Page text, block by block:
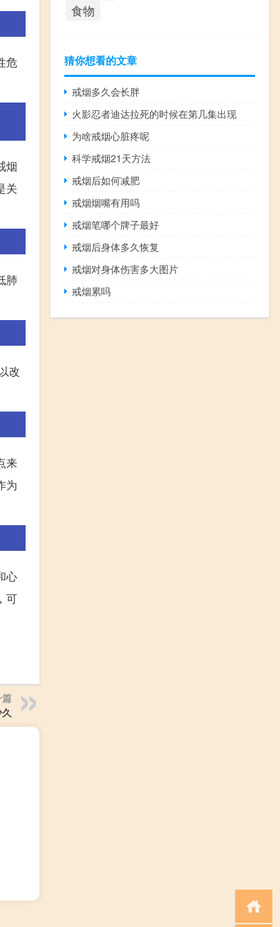
危
烟
关
肺
改
来
为
心
可
食物
猜你想看的文章
戒烟多久会长胖
火影忍者迪达拉死的时候在第几集出现
为啥戒烟心脏疼呢
科学戒烟21天方法
戒烟后如何减肥
戒烟烟嘴有用吗
戒烟笔哪个牌子最好
戒烟后身体多久恢复
戒烟对身体伤害多大图片
戒烟累吗